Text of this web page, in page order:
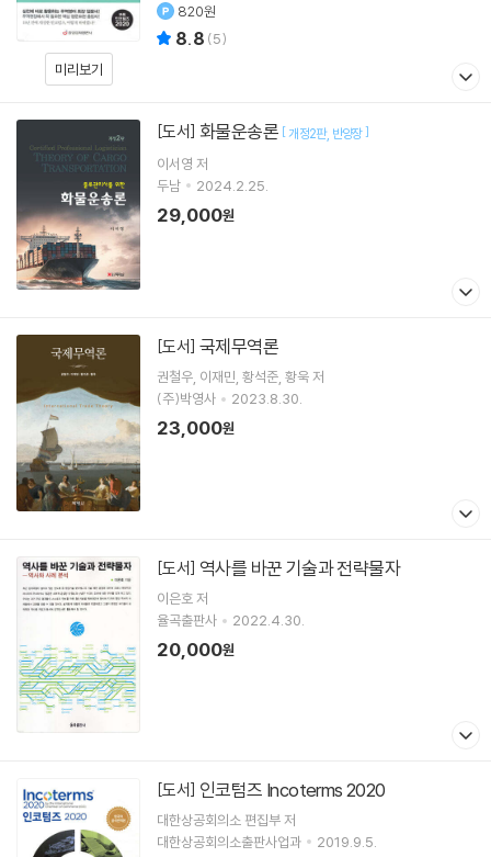
미리보기
820원
8.8 (5)
[도서] 화물운송론 [개정2판 반양장]
이서영 저
두남
2024.2.25.
29,000원
[도서] 국제무역론
권철우 이재민 황석준 황욱저
(주)박영사
2023.8.30.
23,000원
[도서] 역사를 바꾼 기술과 전략물자
이은호 저
율곡출판사
2022.4.30.
20,000원
[도서] 인코텀즈 Incoterms 2020
대한상공회의소 편집부 저
대한상공회의소출판사업과
2019.9.5.